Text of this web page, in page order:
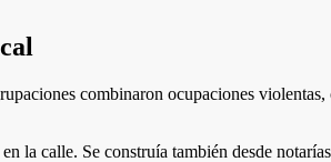
combinaron ocupaciones
la calle. Se construía también desde